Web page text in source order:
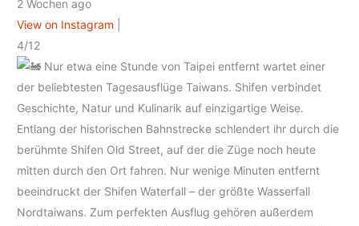
2 Wochen ago
View on Instagram
4/12